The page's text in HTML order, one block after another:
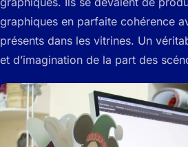
graphiques en parfaite cohérence
présents dans les vitrines. Un
et d’imagination de la part des